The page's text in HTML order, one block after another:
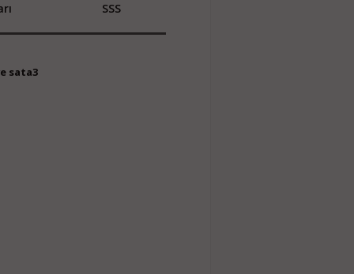
SSS
sata3